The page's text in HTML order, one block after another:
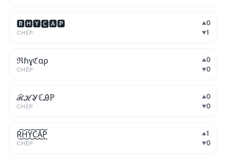
🆁🅷🆈🅲🅰🅿
CHÉP
▲0
▼1
ℜɦɣℭɑρ
CHÉP
▲0
▼0
ℛℋᎽℂᎯℙ
CHÉP
▲0
▼0
R͜͡H͜͡Y͜͡C͜͡A͜͡P͜͡
CHÉP
▲1
▼0